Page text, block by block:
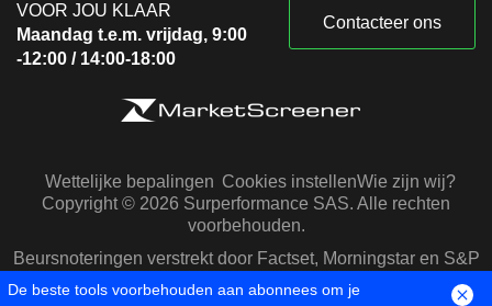
VOOR JOU KLAAR
Maandag t.e.m. vrijdag, 9:00
-12:00 / 14:00-18:00
Contacteer ons
Wettelijke bepalingen Cookies instellenWie zijn wij?
Copyright © 2026 Surperformance SAS. Alle rechten
voorbehouden.
Beursnoteringen verstrekt door Factset, Morningstar en S&P
Capital IQ
De beste tools voorbehouden aan abonnees om je